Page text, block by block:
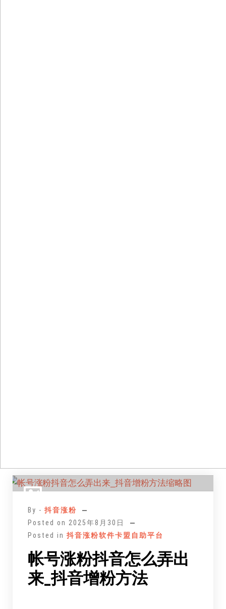
By - 抖音涨粉
Posted on 2025年8月30日
Posted in 抖音涨粉软件卡盟自助平台
帐号涨粉抖音怎么弄出
来_抖音增粉方法